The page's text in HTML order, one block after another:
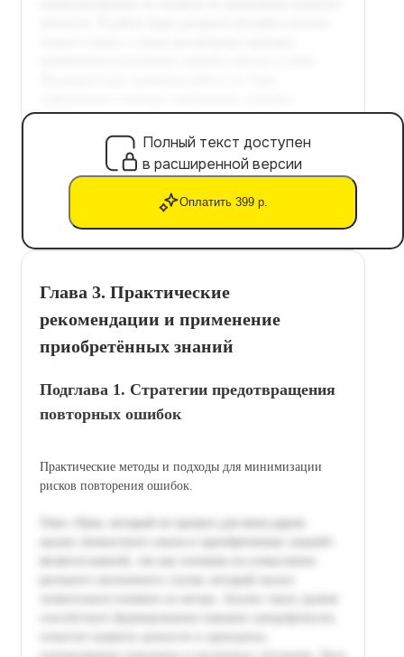
Полный текст доступен
в расширенной версии
Оплатить 399 р.
Глава 3. Практические
рекомендации и применение
приобретённых знаний
Подглава 1. Стратегии предотвращения
повторных ошибок
Практические методы и подходы для минимизации
рисков повторения ошибок.